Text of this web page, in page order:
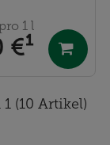
€¹
1 l
(10 Artikel)